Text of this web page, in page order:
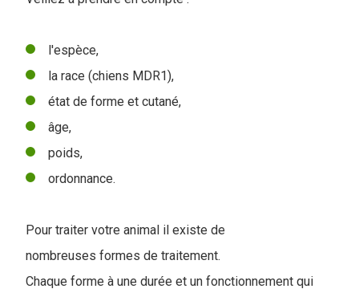
l'espèce,
la race (chiens MDR1),
état de forme et cutané,
âge,
poids,
ordonnance.
Pour traiter votre animal il existe de
nombreuses formes de traitement.
Chaque forme à une durée et un fonctionnement qui